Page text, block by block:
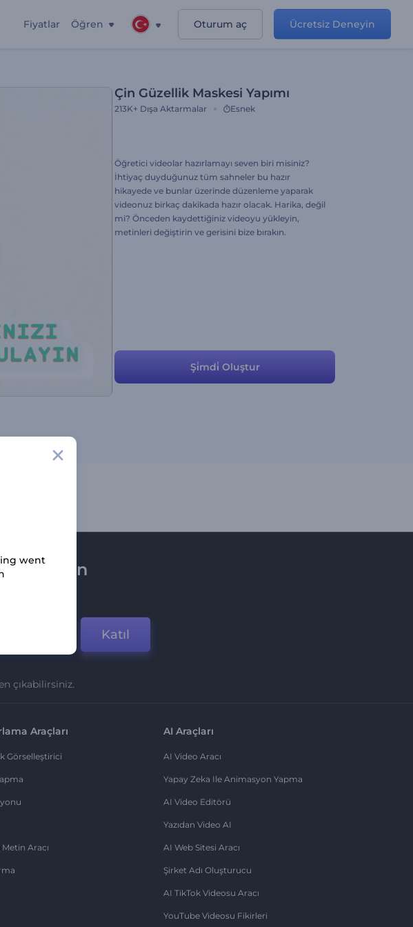
Fiyatlar Öğren Oturum aç Ücretsiz Deneyin
Çin Güzellik Maskesi Yapımı
213K+ Dışa Aktarmalar Esnek
Öğretici videolar hazırlamayı seven biri misiniz?
İhtiyaç duyduğunuz tüm sahneler bu hazır
hikayede ve bunlar üzerinde düzenleme yaparak
videonuz birkaç dakikada hazır olacak. Harika, değil
mi? Önceden kaydettiğiniz videoyu yükleyin,
metinleri değiştirin ve gerisini bize bırakın.
Şi̇mdi̇ Oluştur
üye olun
Katıl
çıkabilirsiniz.
Araçları
Görselleştirici
Aracı
AI Araçları
AI Video Aracı
Yapay Zeka Ile Animasyon Yapma
AI Video Editörü
Yazıdan Video AI
AI Web Sitesi Aracı
Şirket Adı Oluşturucu
AI TikTok Videosu Aracı
YouTube Videosu Fikirleri
went